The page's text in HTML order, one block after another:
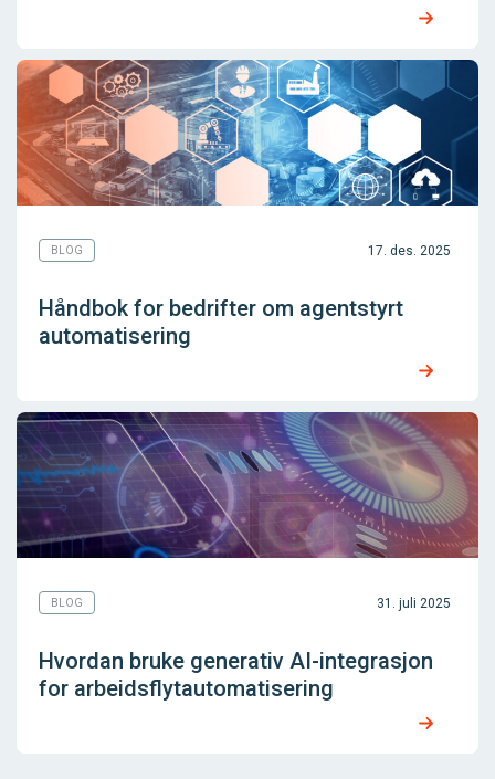
BLOG 17. des. 2025
Håndbok for bedrifter om agentstyrt
automatisering
BLOG 31. juli 2025
Hvordan bruke generativ AI-integrasjon
for arbeidsflytautomatisering